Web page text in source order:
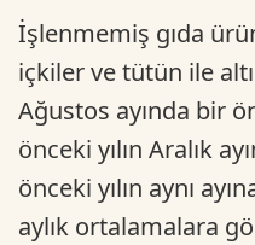
İşlenmemiş gıda
içkiler ve tütün ile
Ağustos ayında bir
önceki yılın Aralık
önceki yılın aynı
aylık ortalamalara